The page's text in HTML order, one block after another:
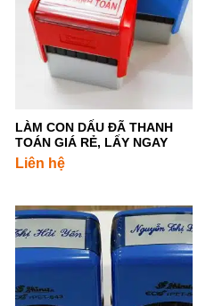
LÀM CON DẤU ĐÃ THANH
TOÁN GIÁ RẺ, LẤY NGAY
Liên hệ